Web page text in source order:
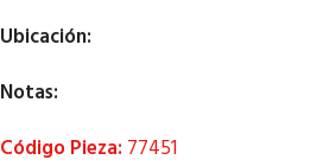
Ubicación:
Notas:
Código Pieza: 77451